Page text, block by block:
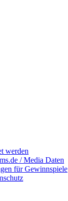
werden
/ Media Daten
für Gewinnspiele